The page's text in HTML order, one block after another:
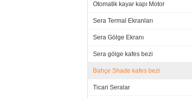
Otomatik kayar kapı Motor
Sera Termal Ekranları
Sera Gölge Ekranı
Sera gölge kafes bezi
Bahçe Shade kafes bezi
Ticari Seralar